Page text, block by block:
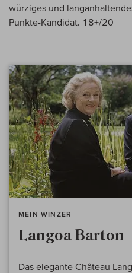
würziges und
Punkte-Kandidat. 18+/20
MEIN WINZER
Langoa Barton
Das elegante Château